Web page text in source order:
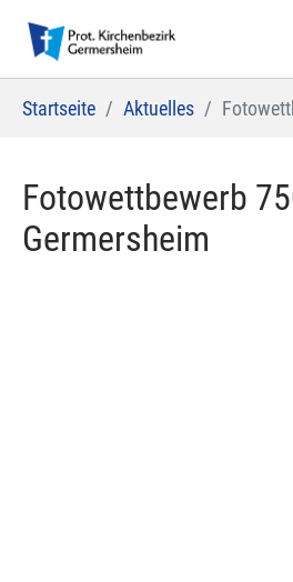
Startseite Aktuelles
Fotowettbewerb
Germersheim